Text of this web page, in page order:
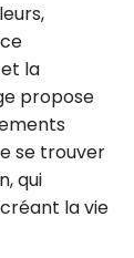
la
propose
se trouver
qui
la vie